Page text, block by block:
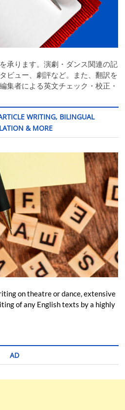
承ります。演劇・ダンス関連の記
ビュー、劇評など。また、翻訳を
集者による英文チェック・校正・
WRITING, BILINGUAL
& MORE
on theatre or dance, extensive
of any English texts by a highly
AD